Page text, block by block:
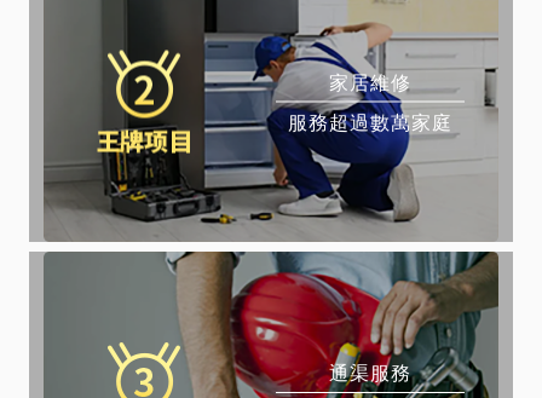
家居維修
服務超過數萬家庭
通渠服務